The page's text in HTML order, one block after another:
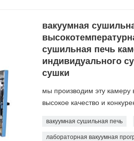
вакуумная
сушильная печь
индивидуального
сушки
мы производим эту камеру
высокое качество и
вакуумная сушильная печь
лабораторная вакуумная